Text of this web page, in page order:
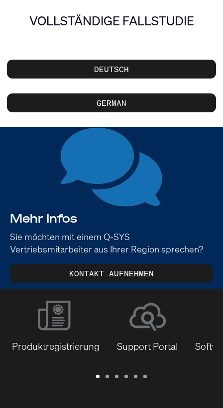
VOLLSTÄNDIGE FALLSTUDIE
DEUTSCH
GERMAN
Mehr Infos
Sie möchten mit einem Q-SYS
Vertriebsmitarbeiter aus Ihrer Region sprechen?
KONTAKT AUFNEHMEN
Produktregistrierung Support Portal
Garantie
Support
Software
Schulungen
Dokumentenbibliothek
Q-